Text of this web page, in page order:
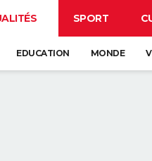
SPORT
EDUCATION MONDE